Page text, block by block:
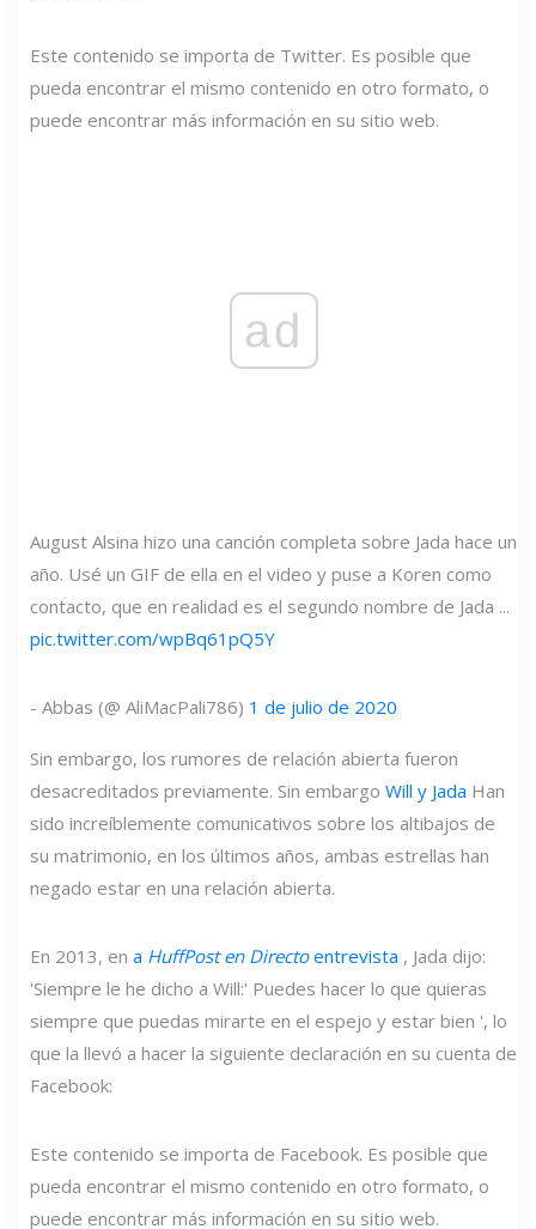
Este contenido se importa de Twitter. Es posible que
pueda encontrar el mismo contenido en otro formato, o
puede encontrar más información en su sitio web.
ad
August Alsina hizo una canción completa sobre Jada hace un
año. Usé un GIF de ella en el video y puse a Koren como
contacto, que en realidad es el segundo nombre de Jada ...
pic.twitter.com/wpBq61pQ5Y
- Abbas (@ AliMacPali786) 1 de julio de 2020
Sin embargo, los rumores de relación abierta fueron
desacreditados previamente. Sin embargo Will y Jada Han
sido increíblemente comunicativos sobre los altibajos de
su matrimonio, en los últimos años, ambas estrellas han
negado estar en una relación abierta.
En 2013, en a HuffPost en Directoentrevista , Jada dijo:
'Siempre le he dicho a Will:' Puedes hacer lo que quieras
siempre que puedas mirarte en el espejo y estar bien ', lo
que la llevó a hacer la siguiente declaración en su cuenta de
Facebook:
Este contenido se importa de Facebook. Es posible que
pueda encontrar el mismo contenido en otro formato, o
puede encontrar más información en su sitio web.